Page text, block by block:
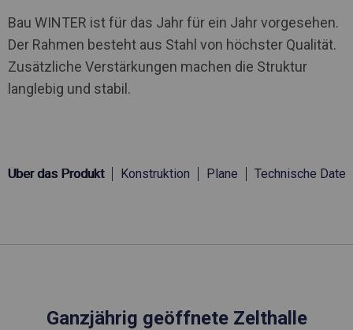
Bau WINTER ist für das Jahr für ein Jahr vorgesehen.
Der Rahmen besteht aus Stahl von höchster Qualität.
Zusätzliche Verstärkungen machen die Struktur
langlebig und stabil.
Über das Produkt Konstruktion Plane Technische Daten
Ganzjährig geöffnete Zelthalle